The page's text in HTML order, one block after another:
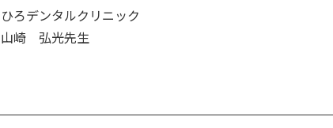
ひろデンタルクリニック
山崎 弘光先生